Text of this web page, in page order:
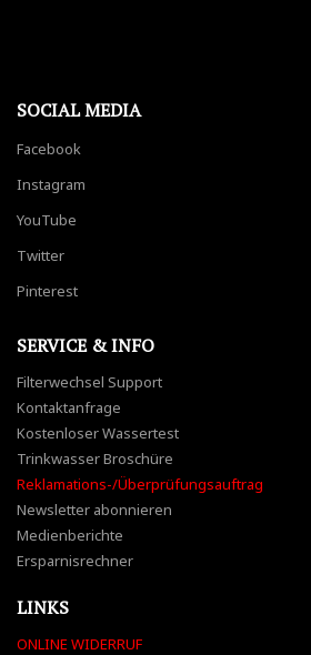
SOCIAL MEDIA
Facebook
Instagram
YouTube
Twitter
Pinterest
SERVICE & INFO
Filterwechsel Support
Kontaktanfrage
Kostenloser Wassertest
Trinkwasser Broschüre
Reklamations-/Überprüfungsauftrag
Newsletter abonnieren
Medienberichte
Ersparnisrechner
LINKS
ONLINE WIDERRUF